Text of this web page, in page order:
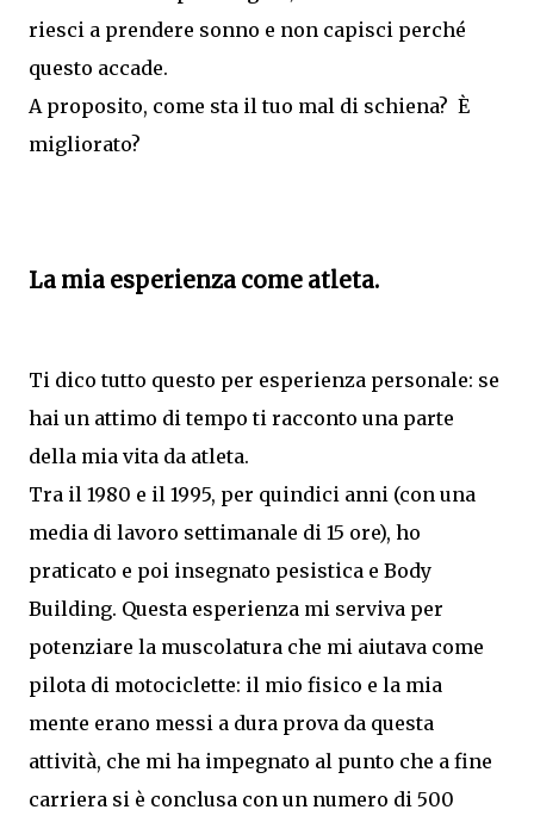
riesci a prendere sonno e non capisci perché
questo accade.
A proposito, come sta il tuo mal di schiena? È
migliorato?
La mia esperienza come atleta.
Ti dico tutto questo per esperienza personale: se
hai un attimo di tempo ti racconto una parte
della mia vita da atleta.
Tra il 1980 e il 1995, per quindici anni (con una
media di lavoro settimanale di 15 ore), ho
praticato e poi insegnato pesistica e Body
Building. Questa esperienza mi serviva per
potenziare la muscolatura che mi aiutava come
pilota di motociclette: il mio fisico e la mia
mente erano messi a dura prova da questa
attività, che mi ha impegnato al punto che a fine
carriera si è conclusa con un numero di 500